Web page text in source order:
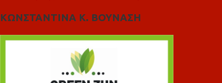
ΚΩΝΣΤΑΝΤΙΝΑ Κ. ΒΟΥΝΑΣΗ